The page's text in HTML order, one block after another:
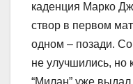
каденция Марко
створ в первом
одном – позади.
не улучшились, но